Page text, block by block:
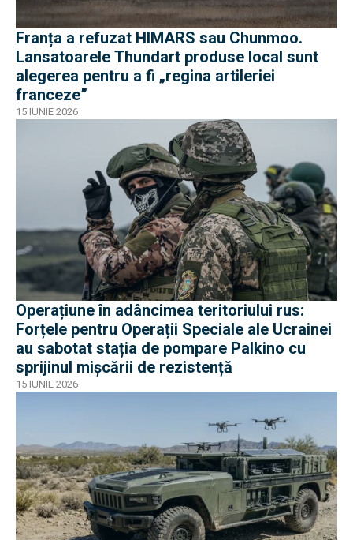
Franța a refuzat HIMARS sau Chunmoo.
Lansatoarele Thundart produse local sunt
alegerea pentru a fi „regina artileriei
franceze”
15 IUNIE 2026
Operațiune în adâncimea teritoriului rus:
Forțele pentru Operații Speciale ale Ucrainei
au sabotat stația de pompare Palkino cu
sprijinul mișcării de rezistență
15 IUNIE 2026